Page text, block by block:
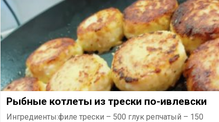
Рыбные котлеты из трески по-ивлевски
Ингредиенты:филе трески – 500 глук репчатый – 150